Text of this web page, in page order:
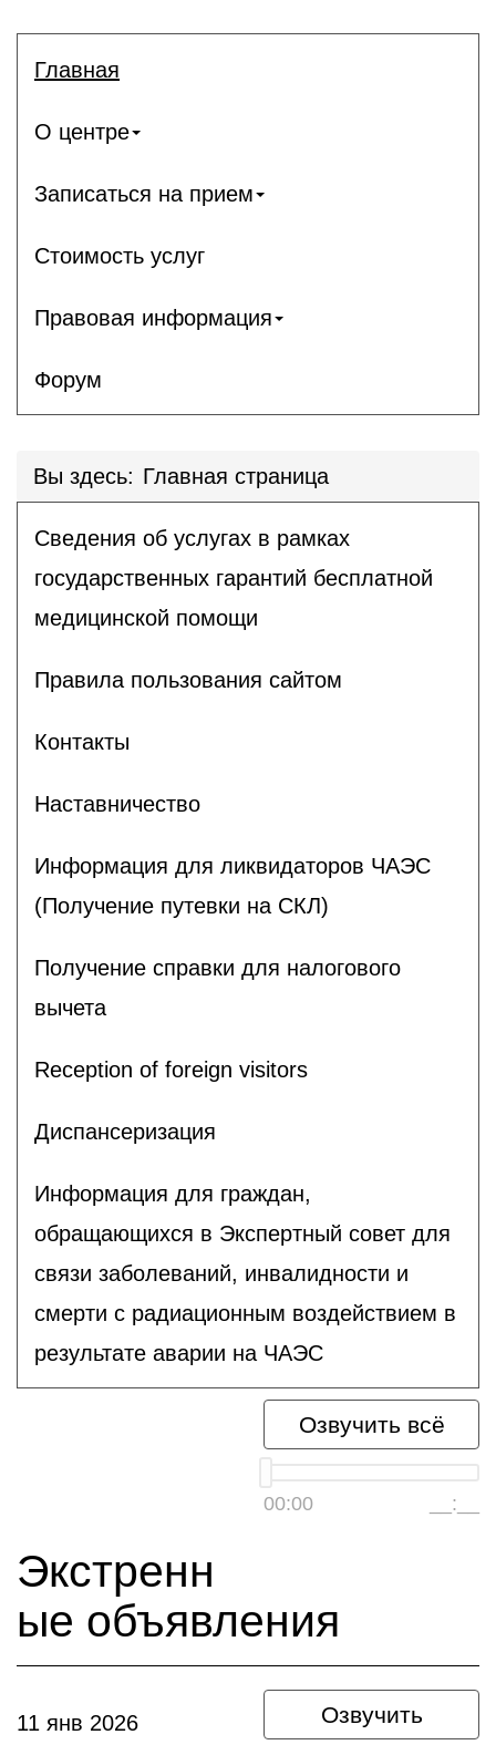
Главная
О центре
Записаться на прием
Стоимость услуг
Правовая информация
Форум
Вы здесь: Главная страница
Сведения об услугах в рамках
государственных гарантий бесплатной
медицинской помощи
Правила пользования сайтом
Контакты
Наставничество
Информация для ликвидаторов ЧАЭС
(Получение путевки на СКЛ)
Получение справки для налогового
вычета
Reception of foreign visitors
Диспансеризация
Информация для граждан,
обращающихся в Экспертный совет для
связи заболеваний, инвалидности и
смерти с радиационным воздействием в
результате аварии на ЧАЭС
Озвучить всё
00:00 __:__
Экстренн
ые объявления
Озвучить
11 янв 2026